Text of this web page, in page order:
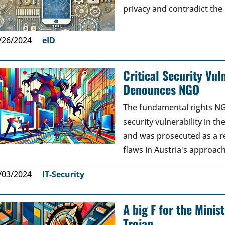
privacy and contradict
2024 eID
Critical Security
Denounces NGO
The fundamental rights
security vulnerability in
and was prosecuted as a
flaws in Austria's
2024 IT-Security
A big F for the